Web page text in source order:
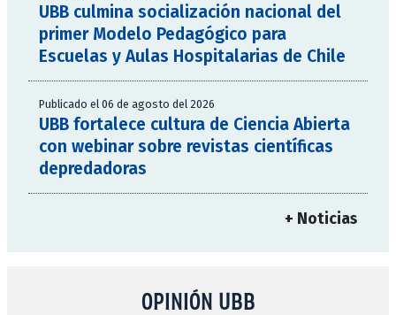
UBB culmina socialización nacional del
primer Modelo Pedagógico para
Escuelas y Aulas Hospitalarias de Chile
Publicado el 06 de agosto del 2026
UBB fortalece cultura de Ciencia Abierta
con webinar sobre revistas científicas
depredadoras
+ Noticias
OPINIÓN UBB